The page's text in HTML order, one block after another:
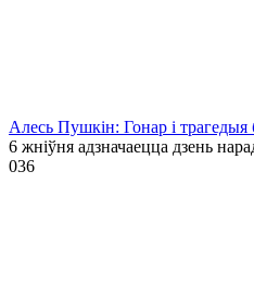
Алесь Пушкін: Гонар і трагедыя
6 жніўня адзначаецца дзень
036